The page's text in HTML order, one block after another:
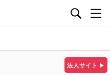
法人サイト ▶